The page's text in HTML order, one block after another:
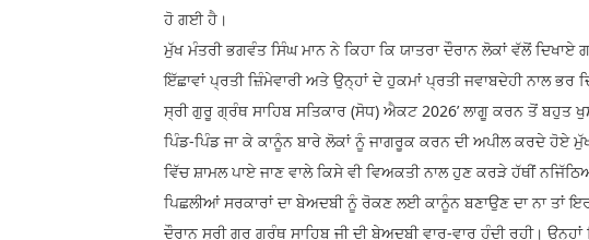
ਹੋ ਗਈ ਹੈ।
ਮੁੱਖ ਮੰਤਰੀ ਭਗਵੰਤ ਸਿੰਘ ਮਾਨ ਨੇ ਕਿਹਾ ਕਿ ਯਾਤਰਾ ਦੌਰਾਨ ਲੋਕਾਂ ਵੱਲੋਂ
ਇੱਛਾਵਾਂ ਪ੍ਰਤੀ ਜ਼ਿੰਮੇਵਾਰੀ ਅਤੇ ਉਨ੍ਹਾਂ ਦੇ ਹੁਕਮਾਂ ਪ੍ਰਤੀ ਜਵਾਬਦੇਹੀ ਨਾਲ ਭਰ
ਸ੍ਰੀ ਗੁਰੂ ਗ੍ਰੰਥ ਸਾਹਿਬ ਸਤਿਕਾਰ (ਸੋਧ) ਐਕਟ 2026’ ਲਾਗੂ ਕਰਨ ਤੋਂ ਬਹੁਤ
ਪਿੰਡ-ਪਿੰਡ ਜਾ ਕੇ ਕਾਨੂੰਨ ਬਾਰੇ ਲੋਕਾਂ ਨੂੰ ਜਾਗਰੂਕ ਕਰਨ ਦੀ ਅਪੀਲ ਕਰਦੇ ਹੋਏ
ਵਿੱਚ ਸ਼ਾਮਲ ਪਾਏ ਜਾਣ ਵਾਲੇ ਕਿਸੇ ਵੀ ਵਿਅਕਤੀ ਨਾਲ ਹੁਣ ਕਰੜੇ ਹੱਥੀਂ
ਪਿਛਲੀਆਂ ਸਰਕਾਰਾਂ ਦਾ ਬੇਅਦਬੀ ਨੂੰ ਰੋਕਣ ਲਈ ਕਾਨੂੰਨ ਬਣਾਉਣ ਦਾ ਨਾ ਤਾਂ
ਦੌਰਾਨ ਸ੍ਰੀ ਗੁਰੂ ਗ੍ਰੰਥ ਸਾਹਿਬ ਜੀ ਦੀ ਬੇਅਦਬੀ ਵਾਰ-ਵਾਰ ਹੁੰਦੀ ਰਹੀ।